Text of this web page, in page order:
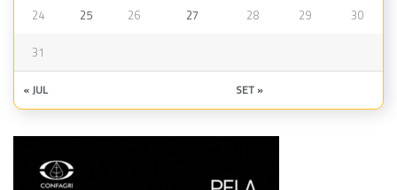
24 25 26 27 28 29 30
31
« JUL SET »